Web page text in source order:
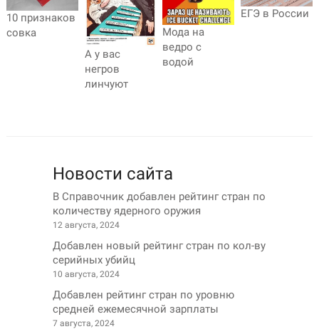
10 признаков
совка
А у вас
негров
линчуют
Мода на
ведро с
водой
ЕГЭ в России
Новости сайта
В Справочник добавлен рейтинг стран по
количеству ядерного оружия
12 августа, 2024
Добавлен новый рейтинг стран по кол-ву
серийных убийц
10 августа, 2024
Добавлен рейтинг стран по уровню
средней ежемесячной зарплаты
7 августа, 2024